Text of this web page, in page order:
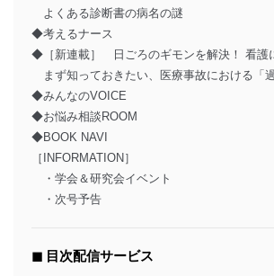
よくある診断書の病名の謎
◆考えるナース
◆［新連載］ 日ごろのギモンを解決！ 看護
まず知っておきたい、医療事故における「過
◆みんなのVOICE
◆お悩み相談ROOM
◆BOOK NAVI
［INFORMATION］
・学会＆研究会イベント
・次号予告
◼︎ 目次配信サービス